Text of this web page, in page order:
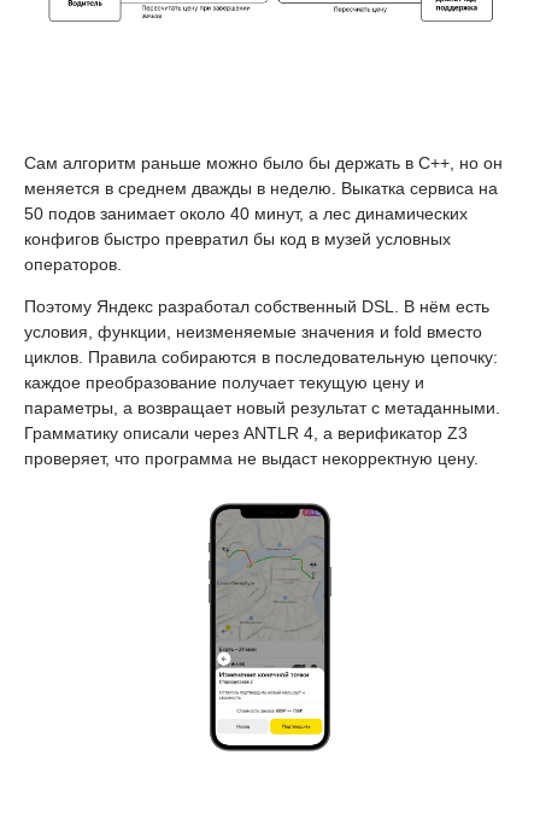
Сам алгоритм раньше можно было бы держать в C++, но он
меняется в среднем дважды в неделю. Выкатка сервиса на
50 подов занимает около 40 минут, а лес динамических
конфигов быстро превратил бы код в музей условных
операторов.
Поэтому Яндекс разработал собственный DSL. В нём есть
условия, функции, неизменяемые значения и fold вместо
циклов. Правила собираются в последовательную цепочку:
каждое преобразование получает текущую цену и
параметры, а возвращает новый результат с метаданными.
Грамматику описали через ANTLR 4, а верификатор Z3
проверяет, что программа не выдаст некорректную цену.